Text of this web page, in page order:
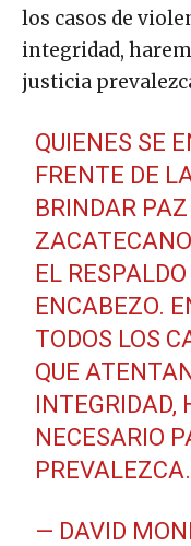
los casos de
integridad,
justicia
QUIENES SE
FRENTE DE
BRINDAR
EL
ENCABEZO.
TODOS LOS
QUE
INTEGRIDAD,
NECESARIO
PREVALEZCA.
— DAVID